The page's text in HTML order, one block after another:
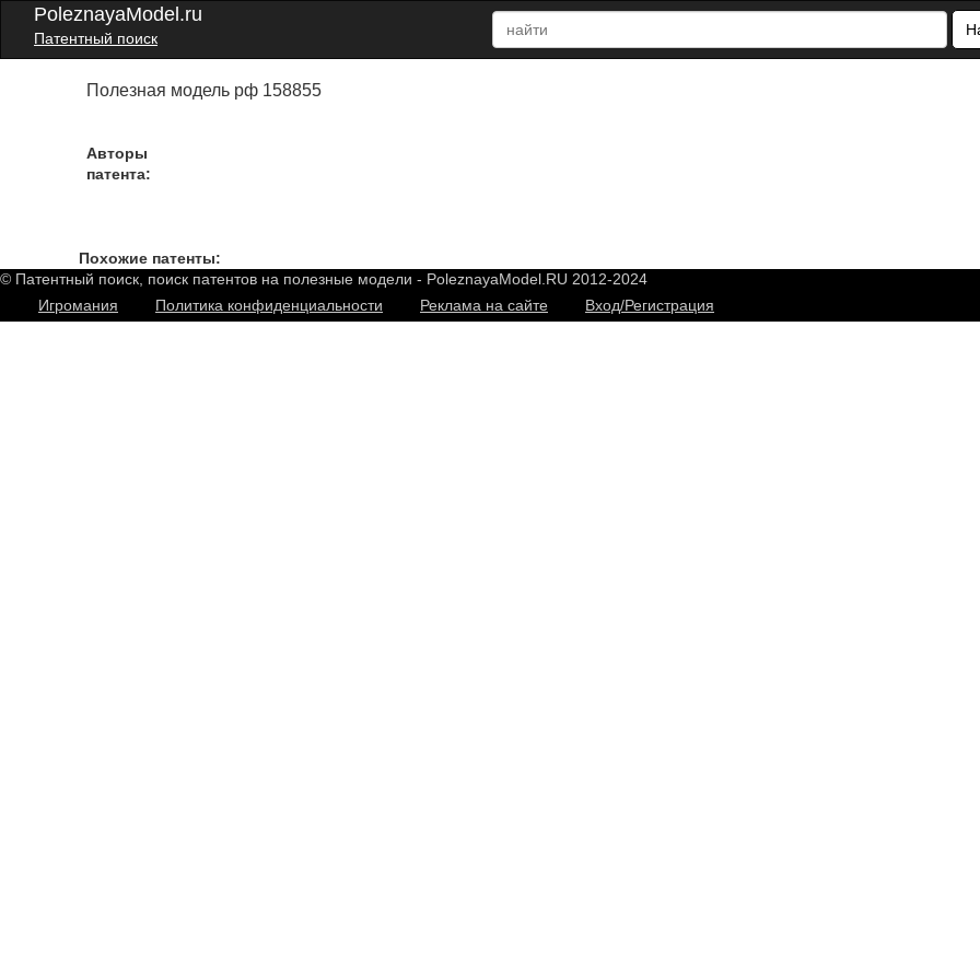
PoleznayaModel.ru
Патентный поиск
Полезная модель рф 158855
Авторы
патента:
Похожие патенты:
© Патентный поиск, поиск патентов на полезные модели - PoleznayaModel.RU 2012-2024
Игромания
Политика конфиденциальности Реклама на сайте Вход/Регистрация